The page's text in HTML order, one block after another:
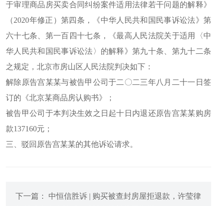
于审理商品房买卖合同纠纷案件适用法律若干问题的解释》
（2020年修正）第四条，《中华人民共和国民事诉讼法》第
六十七条、第一百四十七条，《最高人民法院关于适用〈中
华人民共和国民事诉讼法〉的解释》第九十条、第九十二条
之规定，北京市房山区人民法院判决如下：
解除原告宫某某与被告甲公司于二〇二三年八月二十一日签
订的《北京某商品房认购书》；
被告甲公司于本判决生效之日起十日内退还原告宫某某购房
款137160元；
三、驳回原告宫某某的其他诉讼请求。
下一篇： 中恒信胜诉 | 购买被查封房屋拒退款，许莹律